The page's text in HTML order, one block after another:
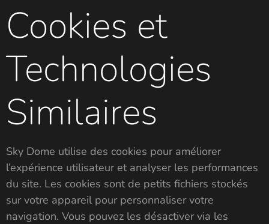
Cookies et
Technologies
Similaires
Sky Dome utilise des cookies pour améliorer
l’expérience utilisateur et analyser les performances
du site. Les cookies sont de petits fichiers stockés
sur votre appareil pour personnaliser votre
navigation. Vous pouvez les désactiver via les